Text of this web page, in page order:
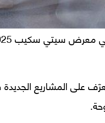
على المشاريع